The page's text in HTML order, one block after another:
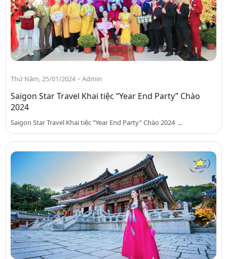
Thứ Năm, 25/01/2024 - Admin
Saigon Star Travel Khai tiệc “Year End Party” Chào
2024
Saigon Star Travel Khai tiệc “Year End Party” Chào 2024 ...